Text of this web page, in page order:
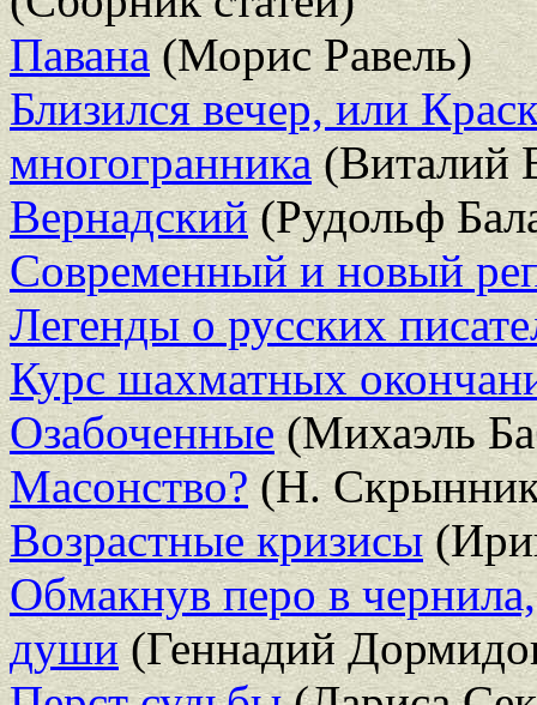
Павана(Морис Равель)
Близился вечер, или
многогранника(Виталий
Вернадский(Рудольф
Современный и новый
Легенды о русских
Курс шахматных
Озабоченные(Михаэль
Масонство?(Н.
Возрастные кризисы
Обмакнув перо в
души(Геннадий